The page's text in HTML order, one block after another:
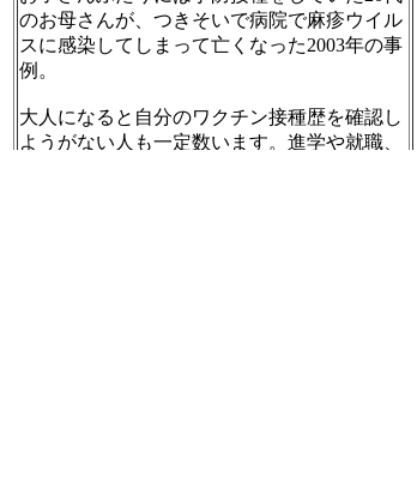
のお母さんが、つきそいで病院で麻疹ウイル
スに感染してしまって亡くなった2003年の事
例。
大人になると自分のワクチン接種歴を確認し
ようがない人も一定数います。進学や就職、